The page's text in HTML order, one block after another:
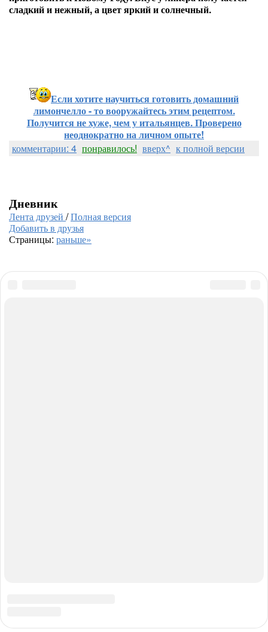
сладкий и нежный, а цвет яркий и солнечный.
Если хотите научиться готовить домашний
лимончелло - то вооружайтесь этим рецептом.
Получится не хуже, чем у итальянцев. Проверено
неоднократно на личном опыте!
комментарии: 4 понравилось! вверх^ к полной версии
Дневник
Лента друзей /Полная версия
Добавить в друзья
Страницы: раньше»